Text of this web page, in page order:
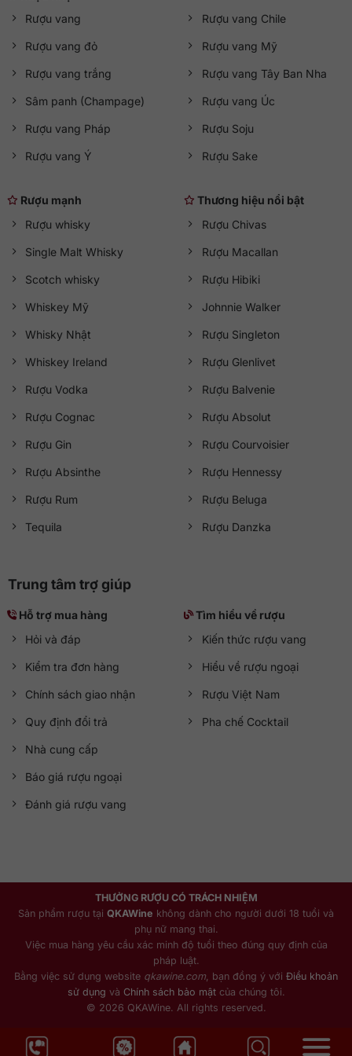
Rượu vang
Rượu vang đỏ
Rượu vang trắng
Sâm panh (Champage)
Rượu vang Pháp
Rượu vang Ý
Rượu vang Chile
Rượu vang Mỹ
Rượu vang Tây Ban Nha
Rượu vang Úc
Rượu Soju
Rượu Sake
Rượu mạnh
Rượu whisky
Single Malt Whisky
Scotch whisky
Whiskey Mỹ
Whisky Nhật
Whiskey Ireland
Rượu Vodka
Rượu Cognac
Rượu Gin
Rượu Absinthe
Rượu Rum
Tequila
Thương hiệu nổi bật
Rượu Chivas
Rượu Macallan
Rượu Hibiki
Johnnie Walker
Rượu Singleton
Rượu Glenlivet
Rượu Balvenie
Rượu Absolut
Rượu Courvoisier
Rượu Hennessy
Rượu Beluga
Rượu Danzka
Trung tâm trợ giúp
Hỗ trợ mua hàng
Hỏi và đáp
Kiểm tra đơn hàng
Chính sách giao nhận
Quy định đổi trả
Nhà cung cấp
Báo giá rượu ngoại
Đánh giá rượu vang
Tìm hiểu về rượu
Kiến thức rượu vang
Hiểu về rượu ngoại
Rượu Việt Nam
Pha chế Cocktail
THƯỞNG RƯỢU CÓ TRÁCH NHIỆM
Sản phẩm rượu tại QKAWine không dành cho người dưới 18 tuổi và
phụ nữ mang thai.
Việc mua hàng yêu cầu xác minh độ tuổi theo đúng quy định của
pháp luật.
Bằng việc sử dụng website qkawine.com , bạn đồng ý với Điều khoản
sử dụng và Chính sách bảo mậtcủa chúng tôi.
© 2026 QKAWine. All rights reserved.